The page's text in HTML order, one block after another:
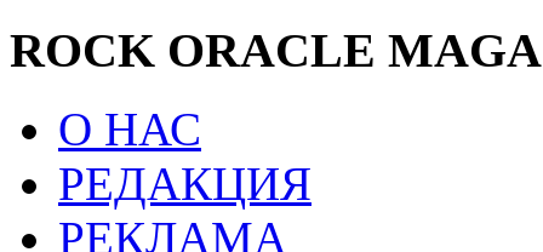
ROCK ORACLE
О НАС
РЕДАКЦИЯ
РЕКЛАМА